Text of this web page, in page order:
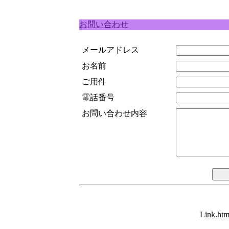
お問い合わせ
メールアドレス
お名前
ご用件
電話番号
お問い合わせ内容